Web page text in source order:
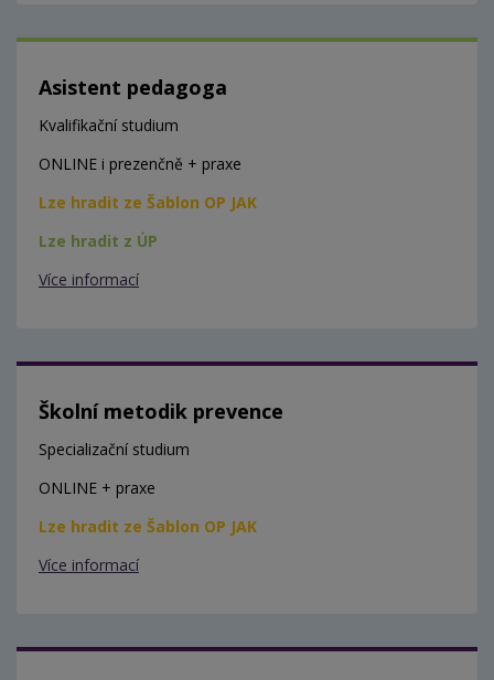
Asistent pedagoga
Kvalifikační studium
ONLINE i prezenčně + praxe
Lze hradit ze Šablon OP JAK
Lze hradit z ÚP
Více informací
Školní metodik prevence
Specializační studium
ONLINE + praxe
Lze hradit ze Šablon OP JAK
Více informací